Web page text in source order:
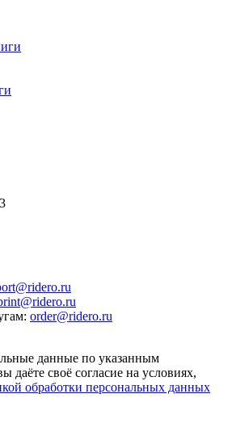
: order@ridero.ru
данные по указанным
даёте своё согласие на условиях,
обработки персональных данных